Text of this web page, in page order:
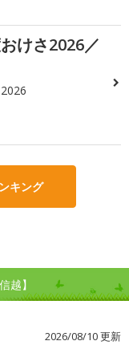
けさ2026／
キング
越】
2026/08/10 更新